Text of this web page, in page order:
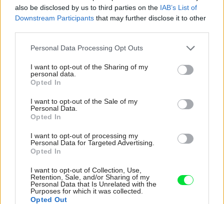
also be disclosed by us to third parties on the IAB’s List of
Downstream Participants that may further disclose it to other
Please note that this website/app uses one or more Google
not limited to your visit or usage behaviour. You may click to
grant or deny consent to Google and its third-party tags to
use your data for below specified purposes in below Google
consent section.
Personal Data Processing Opt Outs
I want to opt-out of the Sharing of my
personal data.
Opted In
I want to opt-out of the Sale of my
Personal Data.
Opted In
I want to opt-out of processing my
Personal Data for Targeted Advertising.
Opted In
I want to opt-out of Collection, Use,
Retention, Sale, and/or Sharing of my
Personal Data that Is Unrelated with the
Purposes for which it was collected.
Opted Out
Žije pri lese, chová sliepky a uspáva ju rieka.
Miestni remeselníci vytvorili bývanie, ktoré vyzerá
majitelia v ňom majú dosť súkromia aj miesto pre
spoločný čas
Inšpirácie
obývacia izba, kameň,hnedá